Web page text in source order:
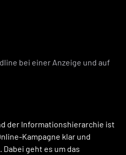
bei einer Anzeige und auf
der Informationshierarchie ist
Kampagne klar und
geht es um das